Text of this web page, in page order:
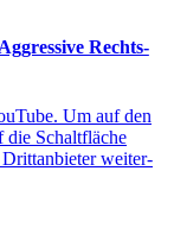
Rechts­
Um auf den
die Schalt­flä­che
Dritt­an­bie­ter wei­ter­